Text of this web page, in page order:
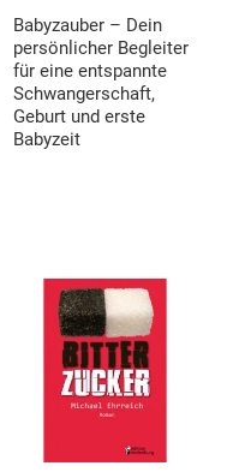
Babyzauber – Dein
persönlicher Begleiter
für eine entspannte
Schwangerschaft,
Geburt und erste
Babyzeit